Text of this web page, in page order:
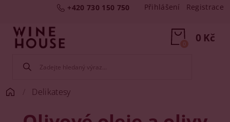
+420 730 150 750 Přihlášení Registrace
0 Kč
0
Delikatesy